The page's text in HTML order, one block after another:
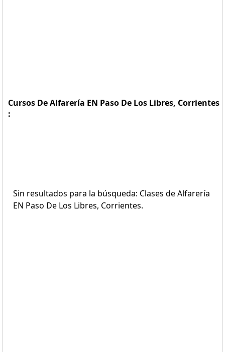
Cursos De Alfarería EN Paso De Los Libres, Corrientes
:
Sin resultados para la búsqueda: Clases de Alfarería
EN Paso De Los Libres, Corrientes.